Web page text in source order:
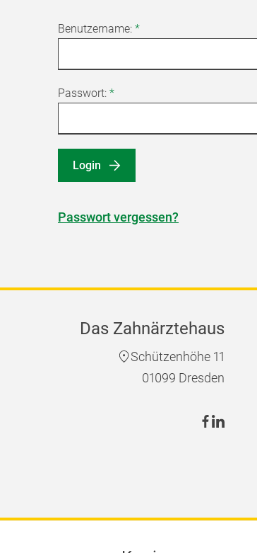
Benutzername: *
Passwort: *
Login
Passwort vergessen?
Das Zahnärztehaus
Schützenhöhe 11
01099 Dresden